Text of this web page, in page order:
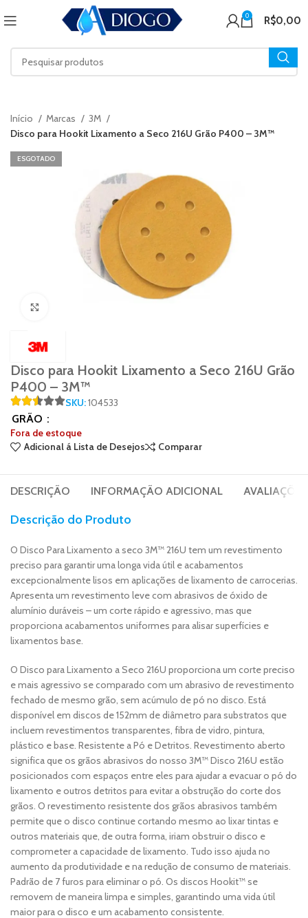
0 R$0,00
Início Marcas
3M
Disco para Hookit Lixamento a Seco 216U Grão P400 – 3M™
ESGOTADO
Disco para Hookit Lixamento a Seco 216U Grão
P400 – 3M™
SKU:104533
GRÃO
Fora de estoque
Adicional á Lista de Desejos
Comparar
DESCRIÇÃO INFORMAÇÃO ADICIONAL
Descrição do Produto
O Disco Para Lixamento a seco 3M™ 216U tem um revestimento
preciso para garantir uma longa vida útil e acabamentos
excepcionalmente lisos em aplicações de lixamento de carrocerias.
Apresenta um revestimento leve com abrasivos de óxido de
alumínio duráveis – um corte rápido e agressivo, mas que
proporciona acabamentos uniformes para alisar superfícies e
lixamentos base.
O Disco para Lixamento a Seco 216U proporciona um corte preciso
e mais agressivo se comparado com um abrasivo de revestimento
fechado de mesmo grão, sem acúmulo de pó no disco. Está
disponível em discos de 152mm de diâmetro para substratos que
incluem revestimentos transparentes, fibra de vidro, pintura,
plástico e base. Resistente a Pó e Detritos. Revestimento aberto
significa que os grãos abrasivos do nosso 3M™ Disco 216U estão
posicionados com espaços entre eles para ajudar a evacuar o pó do
lixamento e outros detritos para evitar a obstrução do corte dos
grãos. O revestimento resistente dos grãos abrasivos também
permite que o disco continue cortando mesmo ao lixar tintas e
outros materiais que, de outra forma, iriam obstruir o disco e
comprometer a capacidade de lixamento. Tudo isso ajuda no
aumento da produtividade e na redução de consumo de materiais.
Padrão de 7 furos para eliminar o pó. Os discos Hookit™ se
removem de maneira limpa e simples, garantindo uma vida útil
maior para o disco e um acabamento consistente.